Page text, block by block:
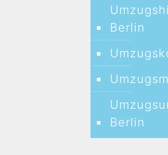
Berlin
Berlin